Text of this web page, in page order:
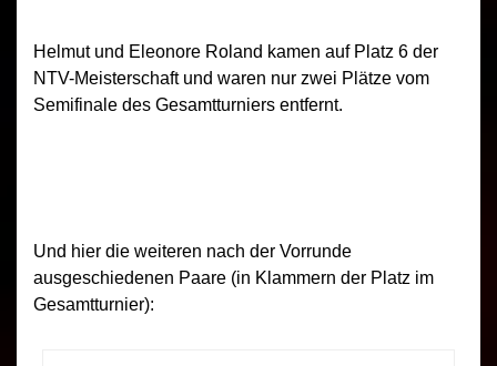
Helmut und Eleonore Roland kamen auf Platz 6 der
NTV-Meisterschaft und waren nur zwei Plätze vom
Semifinale des Gesamtturniers entfernt.
Und hier die weiteren nach der Vorrunde
ausgeschiedenen Paare (in Klammern der Platz im
Gesamtturnier):